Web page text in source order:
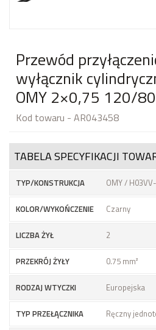
Przewód
wyłącznik
OMY 2×0,75 120/80
Kod towaru - AR043458
TABELA SPECYFIKACJI
TYP/KONSTRUKCJA OMY /
KOLOR/WYKOŃCZENIE Czarny
LICZBA ŻYŁ 2
PRZEKRÓJ ŻYŁY 0.75 mm²
RODZAJ WTYCZKI Europejska
TYP PRZEŁĄCZNIKA Ręczny